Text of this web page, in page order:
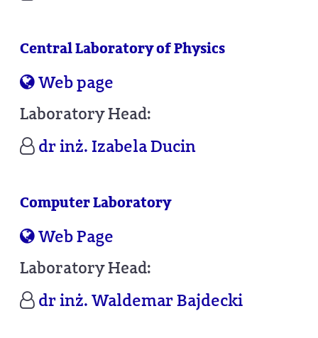
Central Laboratory of Physics
Web page
Laboratory Head:
dr inż. Izabela Ducin
Computer Laboratory
Web Page
Laboratory Head:
dr inż. Waldemar Bajdecki